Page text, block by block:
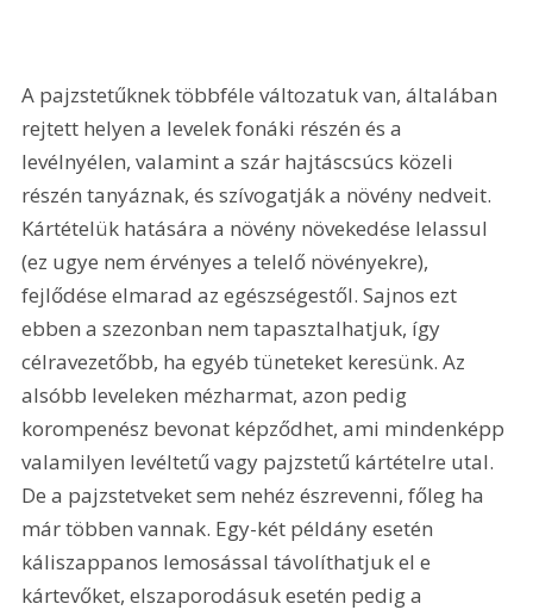
A pajzstetűknek többféle változatuk van, általában
rejtett helyen a levelek fonáki részén és a
levélnyélen, valamint a szár hajtáscsúcs közeli
részén tanyáznak, és szívogatják a növény nedveit.
Kártételük hatására a növény növekedése lelassul
(ez ugye nem érvényes a telelő növényekre),
fejlődése elmarad az egészségestől. Sajnos ezt
ebben a szezonban nem tapasztalhatjuk, így
célravezetőbb, ha egyéb tüneteket keresünk. Az
alsóbb leveleken mézharmat, azon pedig
korompenész bevonat képződhet, ami mindenképp
valamilyen levéltetű vagy pajzstetű kártételre utal.
De a pajzstetveket sem nehéz észrevenni, főleg ha
már többen vannak. Egy-két példány esetén
káliszappanos lemosással távolíthatjuk el e
kártevőket, elszaporodásuk esetén pedig a